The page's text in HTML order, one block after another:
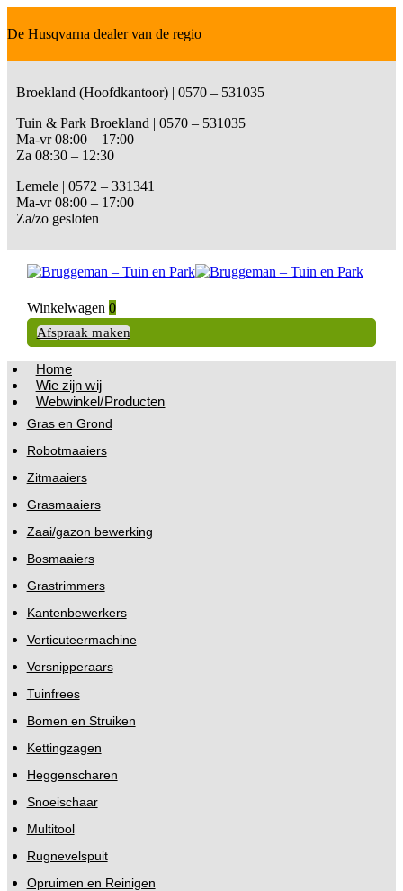
De Husqvarna dealer van de regio
Broekland (Hoofdkantoor) | 0570 – 531035
Tuin & Park Broekland | 0570 – 531035
Ma-vr 08:00 – 17:00
Za 08:30 – 12:30
Lemele | 0572 – 331341
Ma-vr 08:00 – 17:00
Za/zo gesloten
Winkelwagen 0
Afspraak maken
Home
Wie zijn wij
Webwinkel/Producten
Gras en Grond
Robotmaaiers
Zitmaaiers
Grasmaaiers
Zaai/gazon bewerking
Bosmaaiers
Grastrimmers
Kantenbewerkers
Verticuteermachine
Versnipperaars
Tuinfrees
Bomen en Struiken
Kettingzagen
Heggenscharen
Snoeischaar
Multitool
Rugnevelspuit
Opruimen en Reinigen